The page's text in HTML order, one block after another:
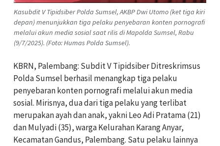
Kasubdit V Tipidsiber Polda Sumsel, AKBP Dwi Utomo (ket tiga kiri
depan) menunjukkan tiga pelaku penyebaran konten pornografi
melalui akun media sosial saat rilis di Mapolda Sumsel, Rabu
(9/7/2025). (Foto: Humas Polda Sumsel).
KBRN, Palembang: Subdit V Tipidsiber Ditreskrimsus
Polda Sumsel berhasil menangkap tiga pelaku
penyebaran konten pornografi melalui akun media
sosial. Mirisnya, dua dari tiga pelaku yang terlibat
merupakan ayah dan anak, yakni Leo Adi Pratama (21)
dan Mulyadi (35), warga Kelurahan Karang Anyar,
Kecamatan Gandus, Palembang. Satu pelaku lainnya